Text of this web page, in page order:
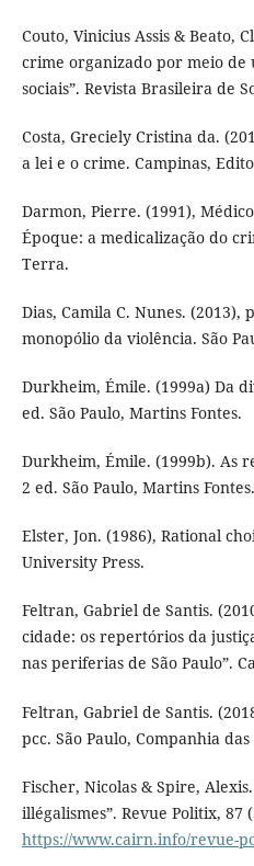
Couto, Vinicius Assis & Beato,
crime organizado por meio de
sociais”. Revista Brasileira de
Costa, Greciely Cristina da.
a lei e o crime. Campinas,
Darmon, Pierre. (1991),
Époque: a medicalização do
Terra.
Dias, Camila C. Nunes. (2013),
monopólio da violência. São
Durkheim, Émile. (1999a) Da
ed. São Paulo, Martins Fontes.
Durkheim, Émile. (1999b). As
2 ed. São Paulo, Martins Fontes.
Elster, Jon. (1986), Rational
University Press.
Feltran, Gabriel de Santis.
cidade: os repertórios da
nas periferias de São Paulo”.
Feltran, Gabriel de Santis.
pcc. São Paulo, Companhia
Fischer, Nicolas & Spire,
illégalismes”. Revue Politix, 87
https://www.cairn.info/revue-